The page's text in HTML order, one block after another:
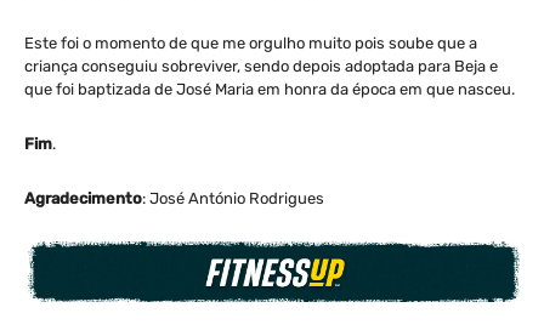
Este foi o momento de que me orgulho muito pois soube que a
criança conseguiu sobreviver, sendo depois adoptada para Beja e
que foi baptizada de José Maria em honra da época em que nasceu.
Fim.
Agradecimento: José António Rodrigues